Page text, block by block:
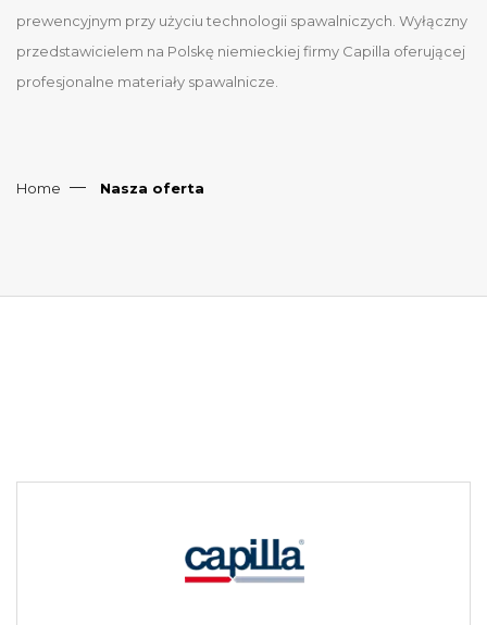
prewencyjnym przy użyciu technologii spawalniczych. Wyłączny
przedstawicielem na Polskę niemieckiej firmy Capilla oferującej
profesjonalne materiały spawalnicze.
Home Nasza oferta